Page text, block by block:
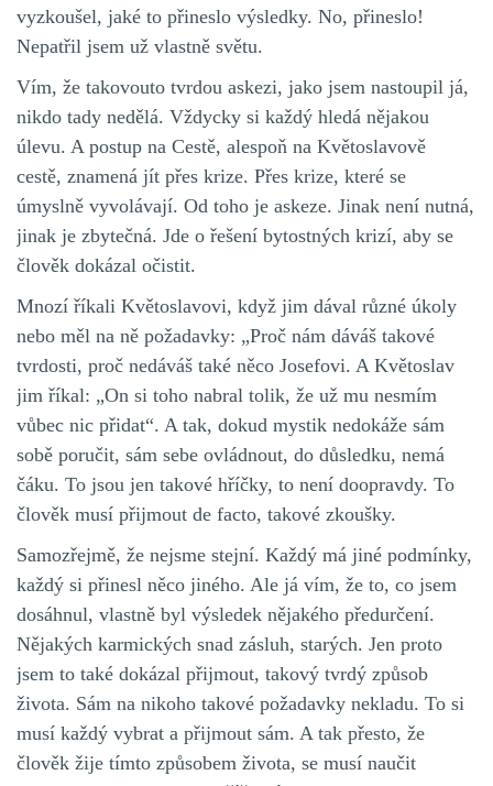
vyzkoušel, jaké to přineslo výsledky. No, přineslo!
Nepatřil jsem už vlastně světu.
Vím, že takovouto tvrdou askezi, jako jsem nastoupil já,
nikdo tady nedělá. Vždycky si každý hledá nějakou
úlevu. A postup na Cestě, alespoň na Květoslavově
cestě, znamená jít přes krize. Přes krize, které se
úmyslně vyvolávají. Od toho je askeze. Jinak není nutná,
jinak je zbytečná. Jde o řešení bytostných krizí, aby se
člověk dokázal očistit.
Mnozí říkali Květoslavovi, když jim dával různé úkoly
nebo měl na ně požadavky: „Proč nám dáváš takové
tvrdosti, proč nedáváš také něco Josefovi. A Květoslav
jim říkal: „On si toho nabral tolik, že už mu nesmím
vůbec nic přidat“. A tak, dokud mystik nedokáže sám
sobě poručit, sám sebe ovládnout, do důsledku, nemá
čáku. To jsou jen takové hříčky, to není doopravdy. To
člověk musí přijmout de facto, takové zkoušky.
Samozřejmě, že nejsme stejní. Každý má jiné podmínky,
každý si přinesl něco jiného. Ale já vím, že to, co jsem
dosáhnul, vlastně byl výsledek nějakého předurčení.
Nějakých karmických snad zásluh, starých. Jen proto
jsem to také dokázal přijmout, takový tvrdý způsob
života. Sám na nikoho takové požadavky nekladu. To si
musí každý vybrat a přijmout sám. A tak přesto, že
člověk žije tímto způsobem života, se musí naučit